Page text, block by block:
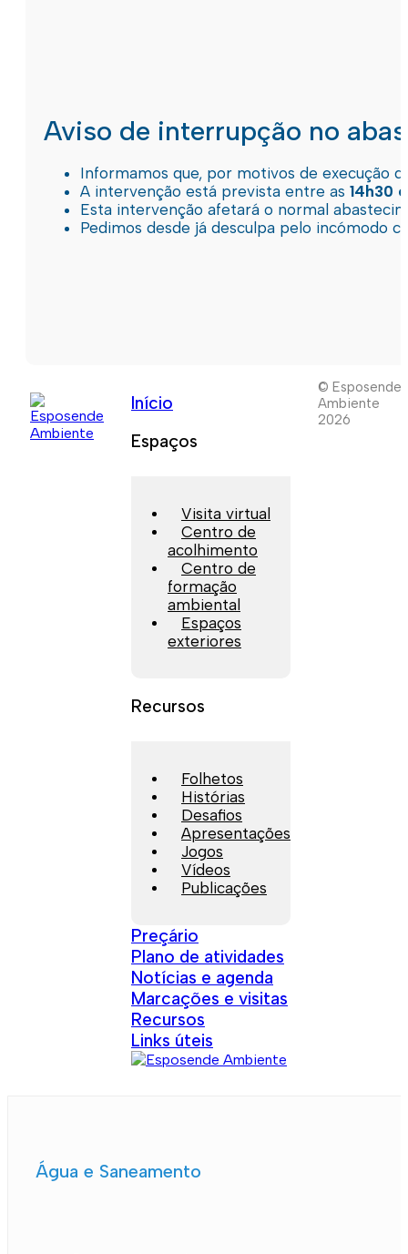
Aviso de interrupção no
Informamos que, por motivos de execução
A intervenção está prevista entre as 14h30
Esta intervenção afetará o normal
Pedimos desde já desculpa pelo incómodo
Início
Espaços
Visita virtual
Centro de
acolhimento
Centro de
formação
ambiental
Espaços
exteriores
Recursos
Folhetos
Histórias
Desafios
Apresentações
Jogos
Vídeos
Publicações
Preçário
Plano de atividades
Notícias e agenda
Marcações e visitas
Recursos
Links úteis
© Esposende
Ambiente
2026
Água e Saneamento